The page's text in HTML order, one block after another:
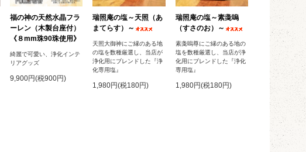
福の神の天然水晶フラ
ーレン（木製台座付）
《８mm珠90珠使用》
綺麗で可愛い、浄化インテ
リアグッズ
9,900円(税900円)
瑞照庵の塩～天照（あ
まてらす）～
天照大御神にご縁のある地
の塩を数種厳選し、当店が
浄化用にブレンドした『浄
化専用塩』
1,980円(税180円)
瑞照庵の塩～素戔嗚
（すさのお）～
素戔嗚尊にご縁のある地の
塩を数種厳選し、当店が浄
化用にブレンドした『浄化
専用塩』
1,980円(税180円)